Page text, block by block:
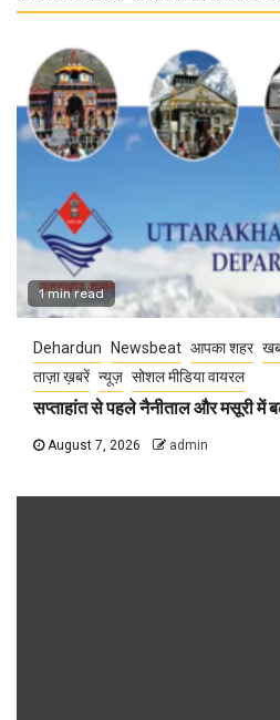
1 min read
Dehardun Newsbeat आपका शहर
ताज़ा ख़बरें न्यूज़ सोशल मीडिया वायरल
सप्ताहांत से पहले नैनीताल और मसूरी में
August 7, 2026 admin